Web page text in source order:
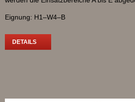
Eignung: H1–W4–B
DETAILS